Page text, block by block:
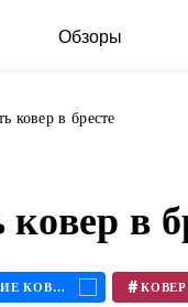
Обзоры
ковер в бресте
в
МАРОККАНСКИЕ КОВРЫ #